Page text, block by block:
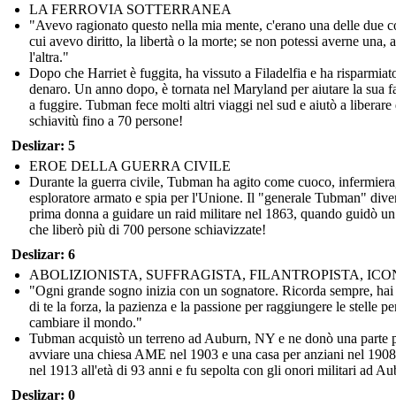
LA FERROVIA SOTTERRANEA
"Avevo ragionato questo nella mia mente, c'erano una delle due
cui avevo diritto, la libertà o la morte; se non potessi averne una,
l'altra."
Dopo che Harriet è fuggita, ha vissuto a Filadelfia e ha
denaro. Un anno dopo, è tornata nel Maryland per aiutare la sua
a fuggire. Tubman fece molti altri viaggi nel sud e aiutò a liberare
schiavitù fino a 70 persone!
Deslizar: 5
EROE DELLA GUERRA CIVILE
Durante la guerra civile, Tubman ha agito come cuoco,
esploratore armato e spia per l'Unione. Il "generale Tubman"
prima donna a guidare un raid militare nel 1863, quando guidò
che liberò più di 700 persone schiavizzate!
Deslizar: 6
ABOLIZIONISTA, SUFFRAGISTA, FILANTROPISTA,
"Ogni grande sogno inizia con un sognatore. Ricorda sempre,
di te la forza, la pazienza e la passione per raggiungere le stelle
cambiare il mondo."
Tubman acquistò un terreno ad Auburn, NY e ne donò una parte
avviare una chiesa AME nel 1903 e una casa per anziani nel
nel 1913 all'età di 93 anni e fu sepolta con gli onori militari ad
Deslizar: 0